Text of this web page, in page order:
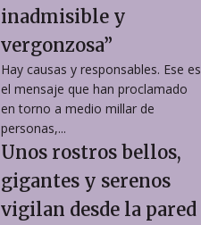
inadmisible y
vergonzosa”
Hay causas y responsables. Ese es
el mensaje que han proclamado
en torno a medio millar de
personas,...
Unos rostros bellos,
gigantes y serenos
vigilan desde la pared